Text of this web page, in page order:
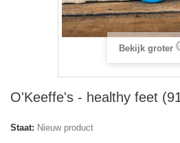
Bekijk groter
O'Keeffe's - healthy feet
Staat: Nieuw product